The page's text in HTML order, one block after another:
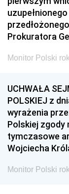
Prokuratora
Monitor Polski
UCHWAŁA
POLSKIEJ z
wyrażenia
Polskiej zgody
tymczasowe
Wojciecha
Monitor Polski